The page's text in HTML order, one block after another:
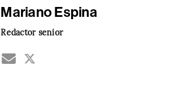
Mariano Espina
Redactor senior